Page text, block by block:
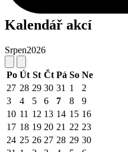
Kalendář akcí
Srpen2026
Po Út St Čt Pá So Ne
27 28 29 30 31 1
2
3
4 5 6 7 8
9
10 11 12 13 14 15 16
17 18 19 20 21 22 23
24 25 26 27 28 29 30